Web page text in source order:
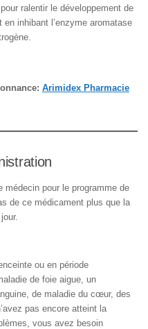
ralentir le développement de
inhibant l’enzyme aromatase
Arimidex Pharmacie
pour le programme de
de ce médicament plus que la
ou en période
de foie aigue, un
de maladie du cœur, des
pas encore atteint la
vous avez besoin